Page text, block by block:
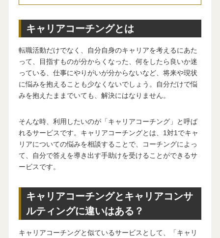
キャリアコーチングとは
転職活動だけでなく、自分自身のキャリアを考えるにあた
って、目指すものが分からくなった、何をしたら良いか迷
っている、仕事にやりがいが分からないなど、将来や現状
に悩みを抱えることも少なくないでしょう。自分だけで悩
みを抱えたままでいても、解決にはなりません。
そんな時、利用したいのが「キャリアコーチング」と呼ば
れるサービスです。キャリアコーチングとは、1対1でキャ
リアについての悩みを相談することで、コーチングによっ
て、自分で答えを導き出す手助けを受けることができるサ
ービスです。
キャリアコーチングとキャリアコンサ
ルティングに違いはある？
キャリアコーチングと似ているサービスとして、「キャリ